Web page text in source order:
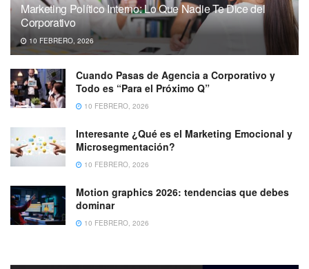
Marketing Político Interno: Lo Que Nadie Te Dice del
Corporativo
10 FEBRERO, 2026
Cuando Pasas de Agencia a Corporativo y
Todo es “Para el Próximo Q”
10 FEBRERO, 2026
Interesante ¿Qué es el Marketing Emocional y
Microsegmentación?
10 FEBRERO, 2026
Motion graphics 2026: tendencias que debes
dominar
10 FEBRERO, 2026